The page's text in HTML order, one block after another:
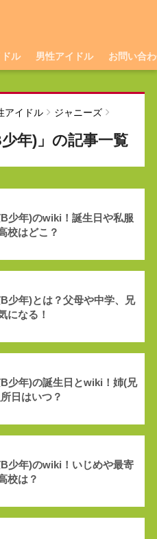
ル 男性アイドル お問い合
アイドル ジャニーズ
少年)」の記事一覧
少年)のwiki！誕生日や私服
校はどこ？
少年)とは？父母や中学、兄
になる！
少年)の誕生日とwiki！姉(兄
日はいつ？
少年)のwiki！いじめや最寄
校は？